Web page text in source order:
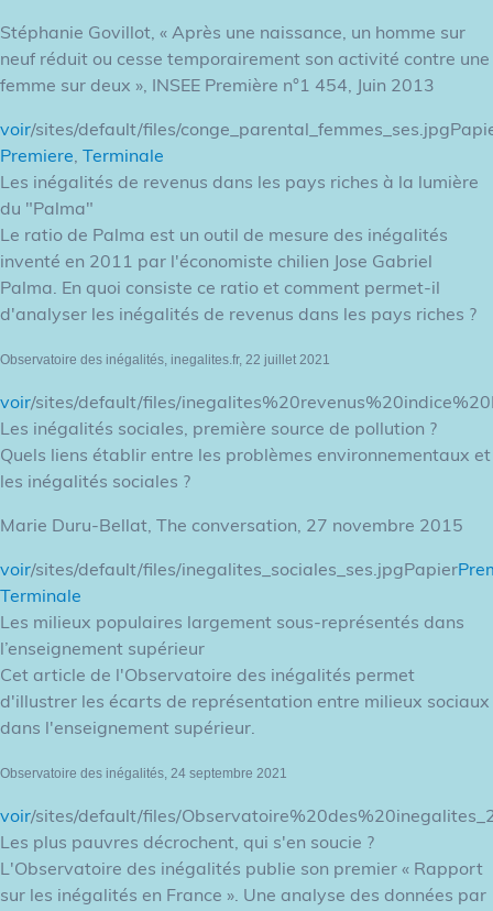
Stéphanie Govillot, « Après une naissance, un homme sur
neuf réduit ou cesse temporairement son activité contre une
femme sur deux », INSEE Première n°1 454, Juin 2013
voir/sites/default/files/
Premiere, Terminale
Les inégalités de revenus dans les pays riches à la lumière
du "Palma"
Le ratio de Palma est un outil de mesure des inégalités
inventé en 2011 par l'économiste chilien Jose Gabriel
Palma. En quoi consiste ce ratio et comment permet-il
d'analyser les inégalités de revenus dans les pays riches ?
Observatoire des inégalités, inegalites.fr, 22 juillet 2021
voir/sites/default/files/
Les inégalités sociales, première source de pollution ?
Quels liens établir entre les problèmes environnementaux et
les inégalités sociales ?
Marie Duru-Bellat, The conversation, 27 novembre 2015
voir/sites/default/files/inegalites_sociales_ses.jpgPapier
Terminale
Les milieux populaires largement sous-représentés dans
l’enseignement supérieur
Cet article de l'Observatoire des inégalités permet
d'illustrer les écarts de représentation entre milieux sociaux
dans l'enseignement supérieur.
Observatoire des inégalités, 24 septembre 2021
voir/sites/default/files/
Les plus pauvres décrochent, qui s'en soucie ?
L'Observatoire des inégalités publie son premier « Rapport
sur les inégalités en France ». Une analyse des données par